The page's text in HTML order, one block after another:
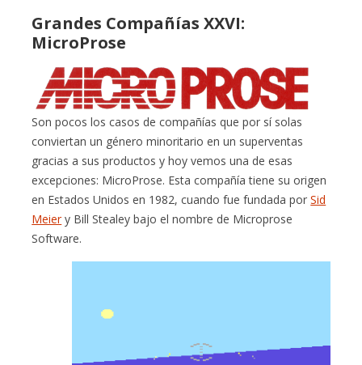
Grandes Compañías XXVI:
MicroProse
Son pocos los casos de compañías que por sí solas
conviertan un género minoritario en un superventas
gracias a sus productos y hoy vemos una de esas
excepciones: MicroProse. Esta compañía tiene su origen
en Estados Unidos en 1982, cuando fue fundada porSid
Meiery Bill Stealey bajo el nombre de Microprose
Software.